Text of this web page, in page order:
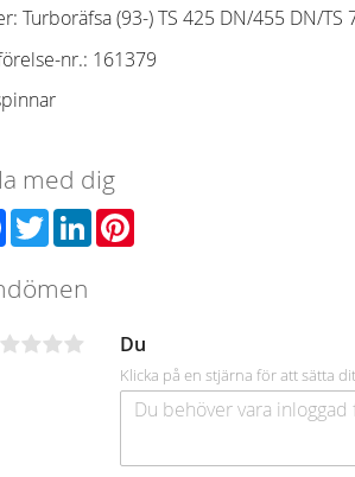
Turboräfsa (93-) TS 425 DN/455 DN/
nr.: 161379
med dig
Facebook
TwitterLinkedIn
Du
Klicka på en stjärna för att sätta